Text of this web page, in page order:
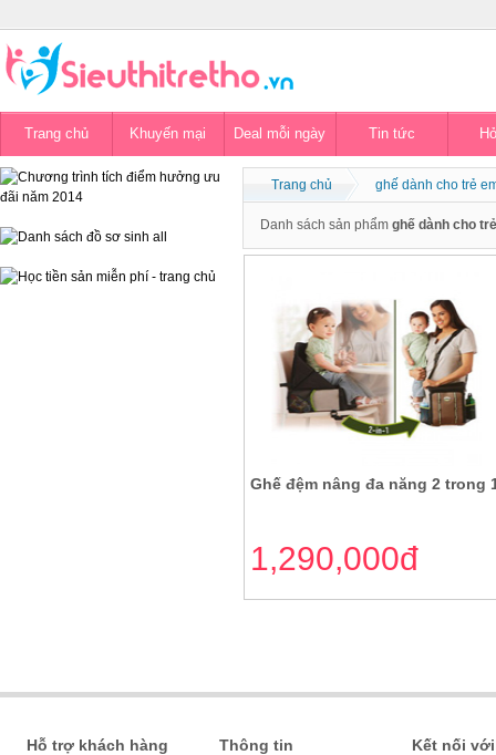
Trang chủ Khuyến mại Deal mỗi ngày Tin tức
Trang chủ ghế dành cho trẻ
Danh sách sản phẩm ghế dành cho
Ghế đệm nâng đa năng 2 trong
1,290,000đ
Hỗ trợ khách hàng Thông tin Kết nối